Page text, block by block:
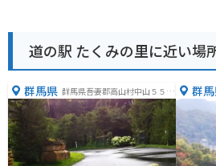
道の駅 たくみの里に近い場
群馬県 群馬県吾妻郡高山村中山５５８
３−１
群